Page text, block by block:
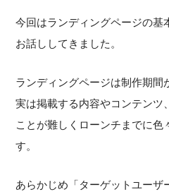
今回はランディングページの基
お話ししてきました。
ランディングページは制作期間
実は掲載する内容やコンテンツ
ことが難しくローンチまでに色
す。
あらかじめ「ターゲットユーザ